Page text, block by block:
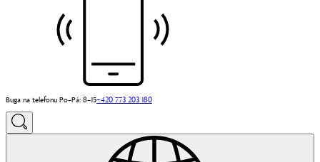
Buga na telefonu Po–Pá: 8–15+420 773 203 180